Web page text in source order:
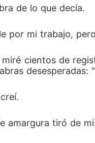
de lo que decía.
por mi trabajo,
cientos de
desesperadas:
amargura tiró de